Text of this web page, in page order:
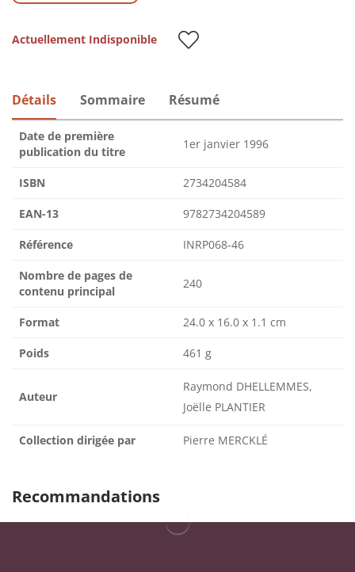
Actuellement Indisponible
Détails Sommaire Résumé
Date de première
publication du titre
1er janvier 1996
ISBN 2734204584
EAN-13 9782734204589
Référence INRP068-46
Nombre de pages de
contenu principal
240
Format 24.0 x 16.0 x 1.1 cm
Poids 461 g
Auteur
Raymond DHELLEMMES,
Joëlle PLANTIER
Collection dirigée par Pierre MERCKLÉ
Recommandations